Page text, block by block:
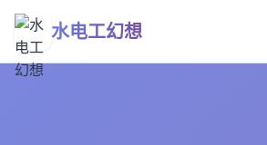
水电工幻想